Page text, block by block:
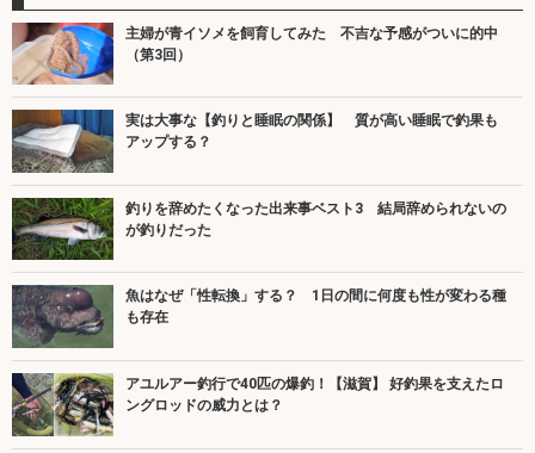
主婦が青イソメを飼育してみた 不吉な予感がついに的中
（第3回）
実は大事な【釣りと睡眠の関係】 質が高い睡眠で釣果も
アップする？
釣りを辞めたくなった出来事ベスト3 結局辞められないの
が釣りだった
魚はなぜ「性転換」する？ 1日の間に何度も性が変わる種
も存在
アユルアー釣行で40匹の爆釣！【滋賀】 好釣果を支えたロ
ングロッドの威力とは？